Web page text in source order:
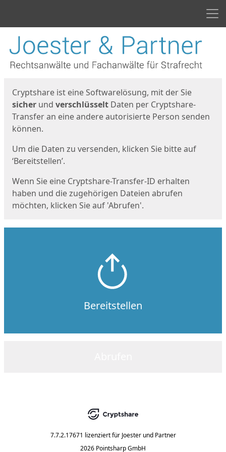
Start
Cryptshare ist eine Softwarelösung, mit der Sie
sicher und verschlüsselt Daten per Cryptshare-
Transfer an eine andere autorisierte Person senden
können.
Um die Daten zu versenden, klicken Sie bitte auf
‘Bereitstellen’.
Wenn Sie eine Cryptshare-Transfer-ID erhalten
haben und die zugehörigen Dateien abrufen
möchten, klicken Sie auf 'Abrufen'.
Bereitstellen
7.7.2.17671 lizenziert für Joester und Partner
2026 Pointsharp GmbH